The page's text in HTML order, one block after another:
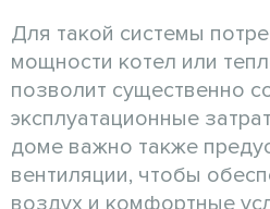
Для такой системы
мощности котел или
позволит существенно
эксплуатационные
доме важно также
вентиляции, чтобы
воздух и комфортные